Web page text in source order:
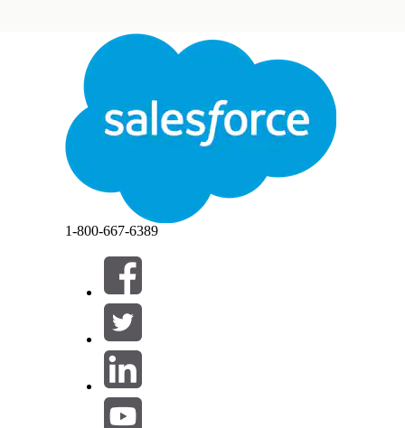
Требуемые версии
Доступно в версиях: Lightning Experience
Доступно в версиях: Версии
Performance
графиком обслуживания.
График обслуживания отображает графическое
посредством взаимосвязей в верхнем или нижнем
направление взаимосвязи.
Вы можете использовать график обслуживания для
отслеживайте задействованные службы и
взаимосвязи между каждой парой CI.
1-800-667-6389
Salesforce Help | Article